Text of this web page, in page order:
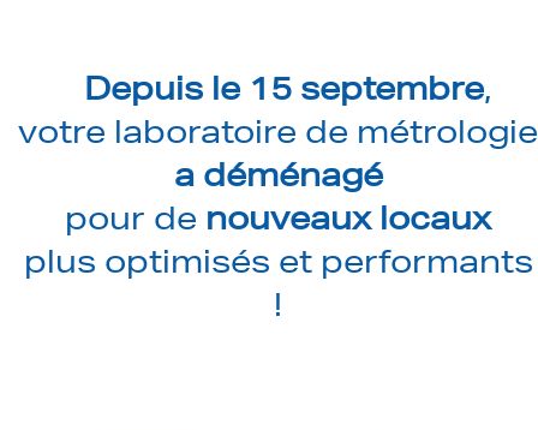
Depuis le 15 septembre,
votre laboratoire de métrologie
a déménagé
pour de nouveaux locaux
plus optimisés et performants
!